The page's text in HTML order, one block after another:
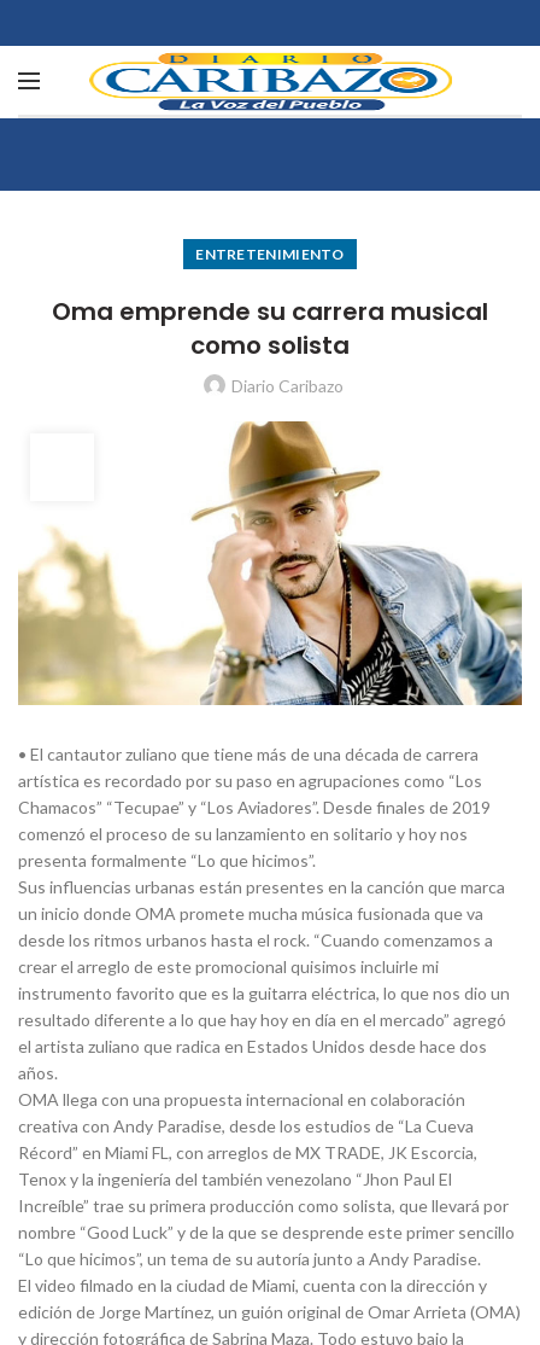
ENTRETENIMIENTO
Oma emprende su carrera musical
como solista
Diario Caribazo
• El cantautor zuliano que tiene más de una década de carrera
artística es recordado por su paso en agrupaciones como “Los
Chamacos” “Tecupae” y “Los Aviadores”. Desde finales de 2019
comenzó el proceso de su lanzamiento en solitario y hoy nos
presenta formalmente “Lo que hicimos”.
Sus influencias urbanas están presentes en la canción que marca
un inicio donde OMA promete mucha música fusionada que va
desde los ritmos urbanos hasta el rock. “Cuando comenzamos a
crear el arreglo de este promocional quisimos incluirle mi
instrumento favorito que es la guitarra eléctrica, lo que nos dio un
resultado diferente a lo que hay hoy en día en el mercado” agregó
el artista zuliano que radica en Estados Unidos desde hace dos
años.
OMA llega con una propuesta internacional en colaboración
creativa con Andy Paradise, desde los estudios de “La Cueva
Récord” en Miami FL, con arreglos de MX TRADE, JK Escorcia,
Tenox y la ingeniería del también venezolano “Jhon Paul El
Increíble” trae su primera producción como solista, que llevará por
nombre “Good Luck” y de la que se desprende este primer sencillo
“Lo que hicimos”, un tema de su autoría junto a Andy Paradise.
El video filmado en la ciudad de Miami, cuenta con la dirección y
edición de Jorge Martínez, un guión original de Omar Arrieta (OMA)
y dirección fotográfica de Sabrina Maza. Todo estuvo bajo la